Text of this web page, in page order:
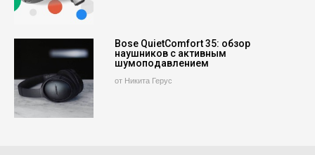
Bose QuietComfort 35: обзор
наушников с активным
шумоподавлением
от Никита Герус